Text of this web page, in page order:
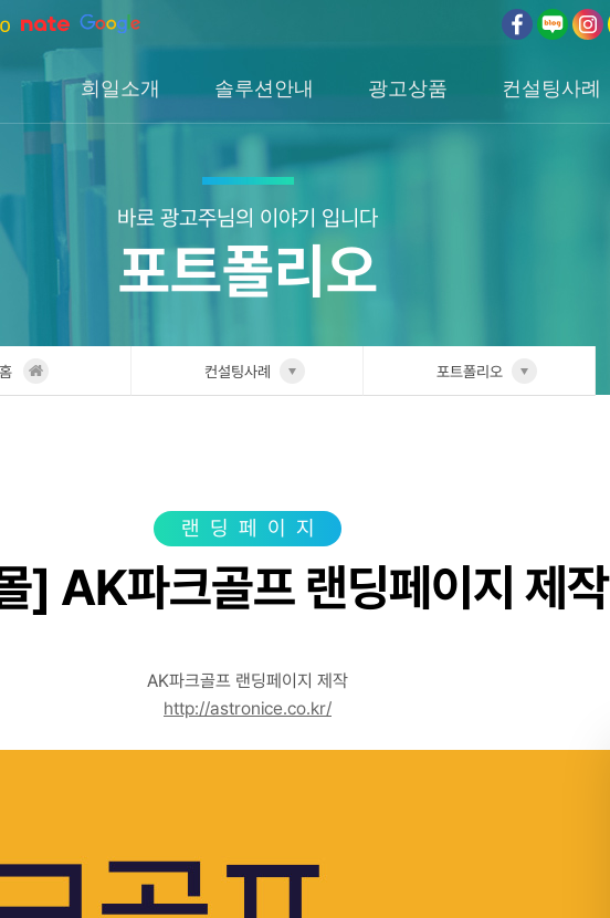
희일소개
회사소개
오시는길
솔루션안내
H1솔루션
H2솔루션
H3솔루션
이글아이
광고상품
SNS광고
컨설팅사례
바로 광고주님의 이야기 입니다
포트폴리오
홈 컨설팅사례
광고상품
고객센터
포트폴리오
랜딩페이지
] AK파크골프 랜딩페이지 제작
AK파크골프 랜딩페이지 제작
http://astronice.co.kr/